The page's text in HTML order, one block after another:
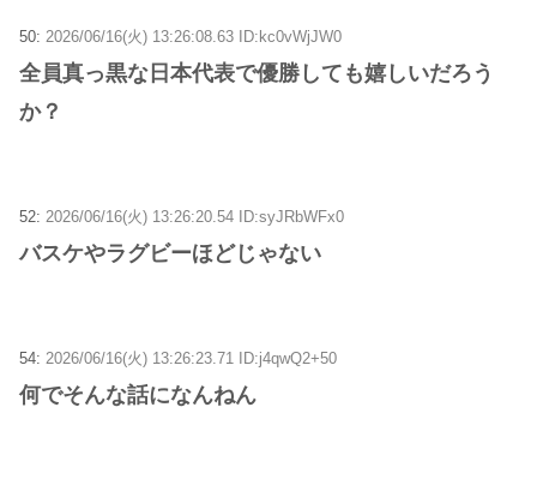
50: 2026/06/16(火) 13:26:08.63 ID:kc0vWjJW0
全員真っ黒な日本代表で優勝しても嬉しいだろう
か？
52: 2026/06/16(火) 13:26:20.54 ID:syJRbWFx0
バスケやラグビーほどじゃない
54: 2026/06/16(火) 13:26:23.71 ID:j4qwQ2+50
何でそんな話になんねん